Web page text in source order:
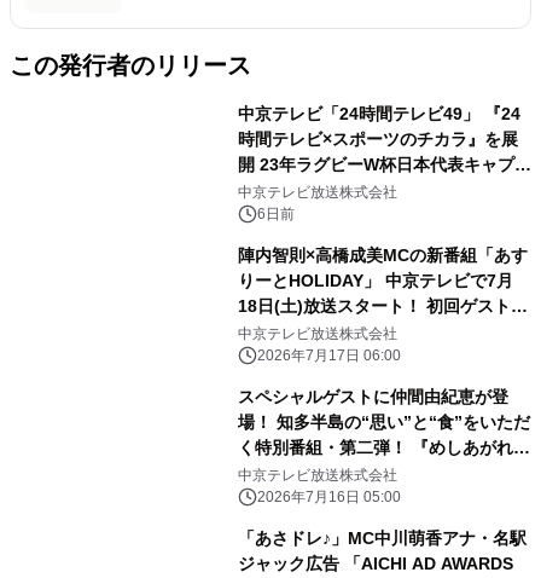
この発行者のリリース
中京テレビ「24時間テレビ49」 『24
時間テレビ×スポーツのチカラ』を展
開 23年ラグビーW杯日本代表キャプテ
ン姫野和樹、 SWEET STEADYの出演
決定
中京テレビ放送株式会社
6日前
陣内智則×高橋成美MCの新番組「あす
りーとHOLIDAY」 中京テレビで7月
18日(土)放送スタート！ 初回ゲストは
卓球・張本智和選手＆レスリング・藤
波朱理選手
中京テレビ放送株式会社
2026年7月17日 06:00
スペシャルゲストに仲間由紀恵が登
場！ 知多半島の“思い”と“食”をいただ
く特別番組・第二弾！ 『めしあがれ！
知多どれストラン！2026夏』 7月26日
(日)ひる0時35分～放送！
中京テレビ放送株式会社
2026年7月16日 05:00
「あさドレ♪」MC中川萌香アナ・名駅
ジャック広告 「AICHI AD AWARDS